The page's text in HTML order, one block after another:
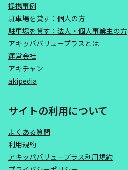
提携事例
駐車場を貸す：個人の方
駐車場を貸す：法人・個人事業主の方
アキッパバリュープラスとは
運営会社
アキチャン
akipedia
サイトの利用について
よくある質問
利用規約
アキッパバリュープラス利用規約